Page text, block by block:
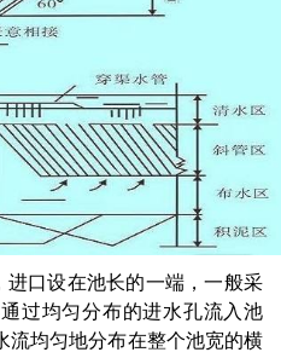
口设在池长的一端，一般采
过均匀分布的进水孔流入池
流均匀地分布在整个池宽的横